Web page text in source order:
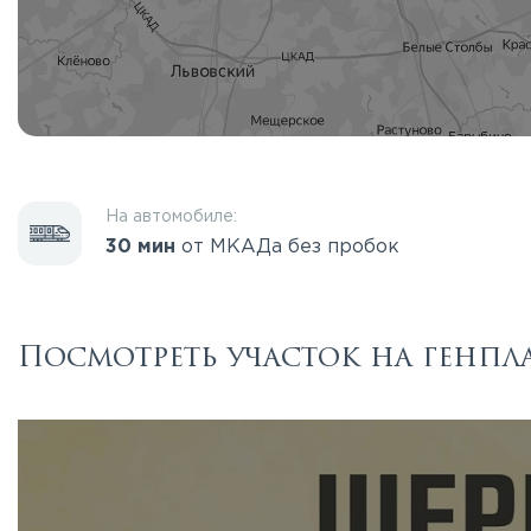
На автомобиле:
30 мин от МКАДа без пробок
Посмотреть участок на